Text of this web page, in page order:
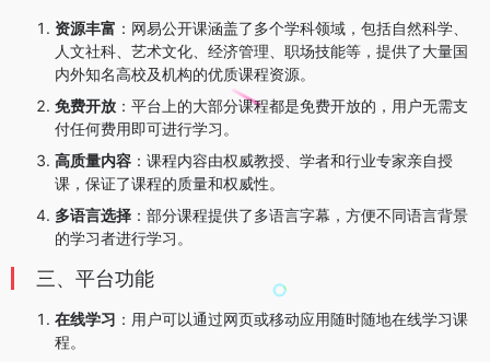
资源丰富 ：网易公开课涵盖了多个学科领域，包括自然科学、
人文社科、艺术文化、经济管理、职场技能等，提供了大量国
内外知名高校及机构的优质课程资源。
免费开放 ：平台上的大部分课程都是免费开放的，用户无需支
付任何费用即可进行学习。
高质量内容 ：课程内容由权威教授、学者和行业专家亲自授
课，保证了课程的质量和权威性。
多语言选择 ：部分课程提供了多语言字幕，方便不同语言背景
的学习者进行学习。
三、平台功能
在线学习 ：用户可以通过网页或移动应用随时随地在线学习课
程。